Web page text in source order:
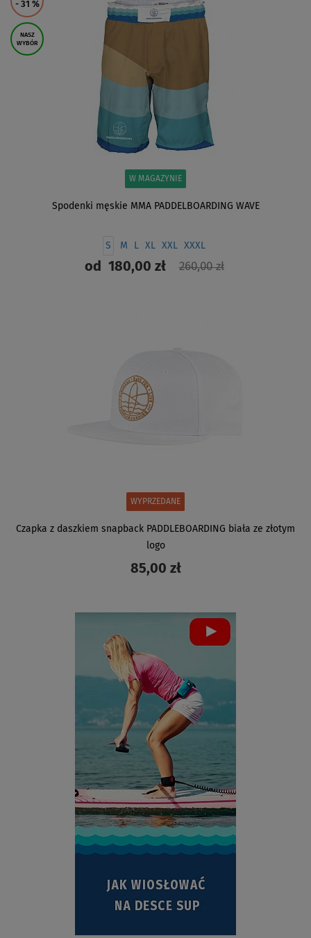
- 31 %
NASZ
WYBÓR
W MAGAZYNIE
Spodenki męskie MMA PADDELBOARDING WAVE
S M XL XXL XXXL
od180,00 zł 260,00 zł
WYPRZEDANE
Czapka z daszkiem snapback PADDLEBOARDING biała ze złotym
logo
85,00 zł